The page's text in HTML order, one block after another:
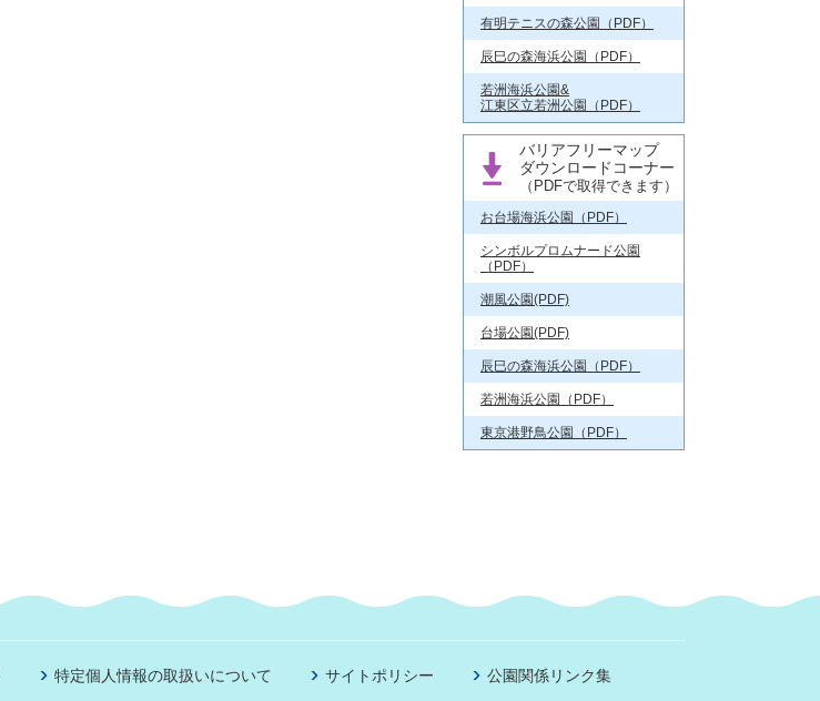
有明テニスの森公園（PDF）
辰巳の森海浜公園（PDF）
若洲海浜公園&
江東区立若洲公園（PDF）
バリアフリーマップ
ダウンロードコーナー
（PDFで取得できます）
お台場海浜公園（PDF）
シンボルプロムナード公園
（PDF）
潮風公園(PDF)
台場公園(PDF)
辰巳の森海浜公園（PDF）
若洲海浜公園（PDF）
東京港野鳥公園（PDF）
特定個人情報の取扱いについて サイトポリシー 公園関係リンク集